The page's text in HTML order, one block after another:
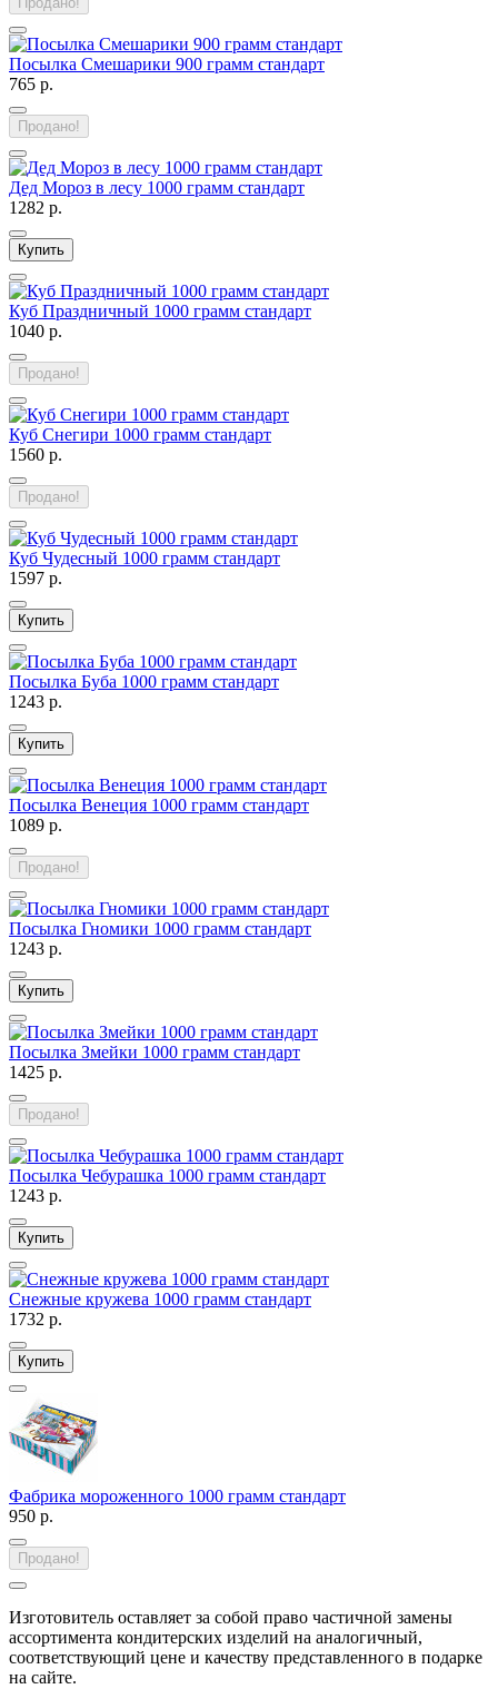
Посылка Смешарики 900 грамм стандарт
765 р.
Продано!
Дед Мороз в лесу 1000 грамм стандарт
1282 р.
Купить
Куб Праздничный 1000 грамм стандарт
1040 р.
Продано!
Куб Снегири 1000 грамм стандарт
1560 р.
Продано!
Куб Чудесный 1000 грамм стандарт
1597 р.
Купить
Посылка Буба 1000 грамм стандарт
1243 р.
Купить
Посылка Венеция 1000 грамм стандарт
1089 р.
Продано!
Посылка Гномики 1000 грамм стандарт
1243 р.
Купить
Посылка Змейки 1000 грамм стандарт
1425 р.
Продано!
Посылка Чебурашка 1000 грамм стандарт
1243 р.
Купить
Снежные кружева 1000 грамм стандарт
1732 р.
Купить
Фабрика мороженного 1000 грамм стандарт
950 р.
Продано!
Изготовитель оставляет за собой право частичной замены
ассортимента кондитерских изделий на аналогичный,
соответствующий цене и качеству представленного в подарке
на сайте.